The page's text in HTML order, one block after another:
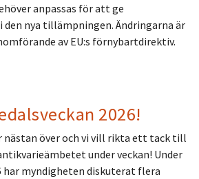
anpassas för att ge
den nya tillämpningen. Ändringarna är
av EU:s förnybartdirektiv.
2026!
nästan över och vi vill rikta ett tack till
under veckan! Under
har myndigheten diskuterat flera